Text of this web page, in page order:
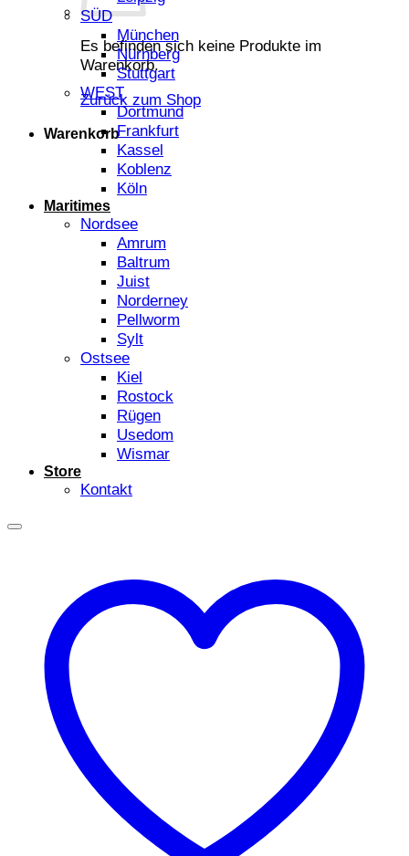
Es befinden sich keine Produkte im
Warenkorb.
Zurück zum Shop
Warenkorb
SÜD
München
Nürnberg
Stuttgart
WEST
Dortmund
Frankfurt
Kassel
Koblenz
Köln
Maritimes
Nordsee
Amrum
Baltrum
Juist
Norderney
Pellworm
Sylt
Ostsee
Kiel
Rostock
Rügen
Usedom
Wismar
Store
Kontakt